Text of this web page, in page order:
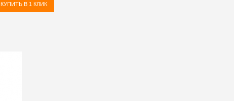
КУПИТЬ В 1 КЛИК